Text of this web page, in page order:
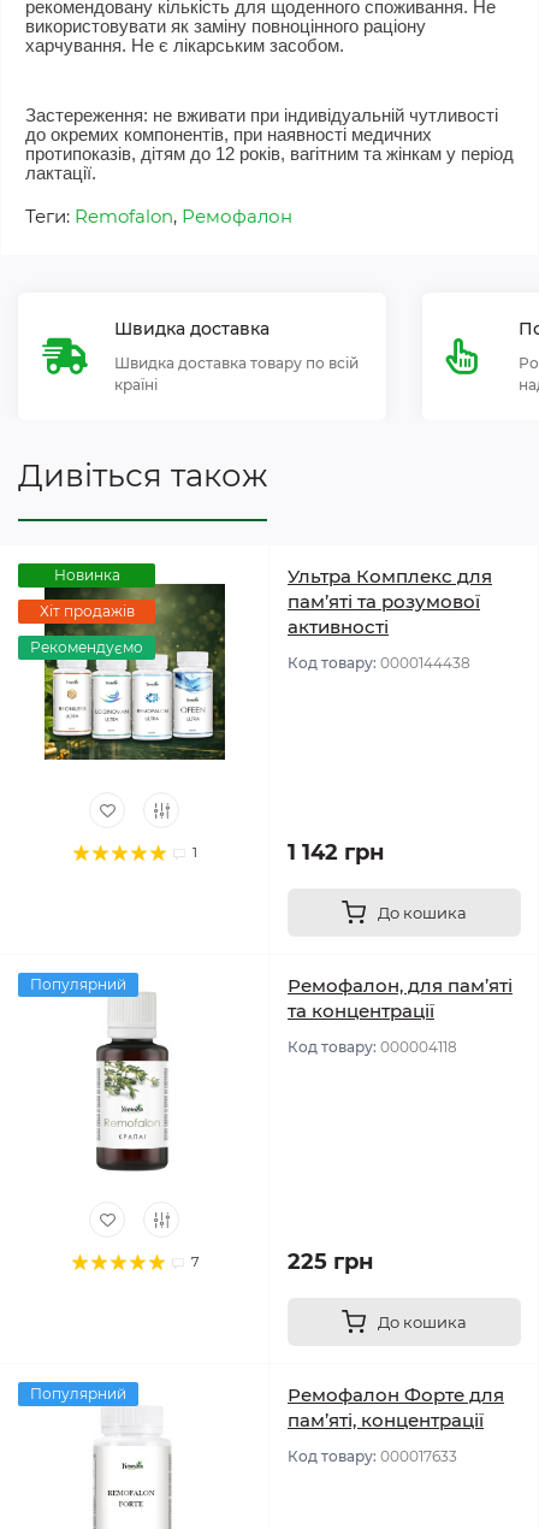
рекомендовану кількість для щоденного споживання. Не
використовувати як заміну повноцінного раціону
харчування. Не є лікарським засобом.
Застереження: не вживати при індивідуальній чутливості
до окремих компонентів, при наявності медичних
протипоказів, дітям до 12 років, вагітним та жінкам у період
лактації.
Теги: Remofalon, Ремофалон
Швидка доставка
Швидка доставка товару по всій
країні
Дивіться також
Новинка
Хіт продажів
Рекомендуємо
1
Ультра Комплекс для
пам’яті та розумової
активності
Код товару: 0000144438
1 142 грн
До кошика
Популярний
7
Ремофалон, для пам’яті
та концентрації
Код товару: 000004118
225 грн
До кошика
Популярний
Ремофалон Форте для
пам’яті, концентрації
Код товару: 000017633